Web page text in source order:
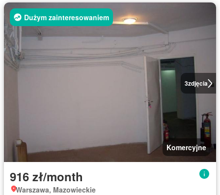
3zdjęcia
Dużym zainteresowaniem
Komercyjne
916 zł/month
Warszawa, Mazowieckie